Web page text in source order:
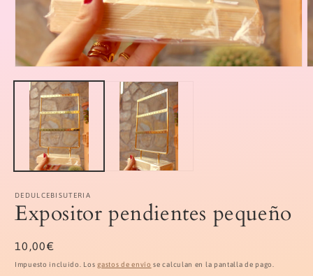
elemento
multimedia
ventana
modal
DEDULCEBISUTERIA
Expositor pendientes pequeño
Precio
habitual
10,00€
Impuesto incluido. Losgastos de envío se calculan en la pantalla de pago.